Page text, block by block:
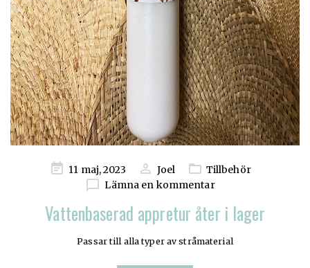
Publicerad
11 maj, 2023 Joel
Tillbehör
Lämna en kommentar
Vattenbaserad appretur åter i lager
Passar till alla typer av stråmaterial